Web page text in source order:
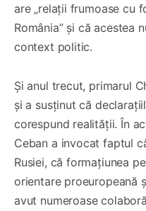
are „relații frumoase cu
România” și că acestea
context politic.
Și anul trecut, primarul
și a susținut că
corespund realității. În
Ceban a invocat faptul
Rusiei, că formațiunea
orientare proeuropeană
avut numeroase